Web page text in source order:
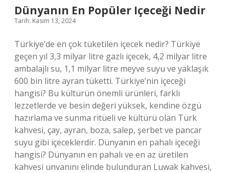
Dünyanın En Popüler Içeceği Nedir
Tarih: Kasım 13, 2024
Türkiye’de en çok tüketilen içecek nedir? Türkiye
geçen yıl 3,3 milyar litre gazlı içecek, 4,2 milyar litre
ambalajlı su, 1,1 milyar litre meyve suyu ve yaklaşık
600 bin litre ayran tüketti. Türkiye’nin içeceği
hangisi? Bu kültürün önemli ürünleri, farklı
lezzetlerde ve besin değeri yüksek, kendine özgü
hazırlama ve sunma ritüeli ve kültürü olan Türk
kahvesi, çay, ayran, boza, salep, şerbet ve pancar
suyu gibi içeceklerdir. Dünyanın en pahalı içeceği
hangisi? Dünyanın en pahalı ve en az üretilen
kahvesi unvanını elinde bulunduran Luwak kahvesi,